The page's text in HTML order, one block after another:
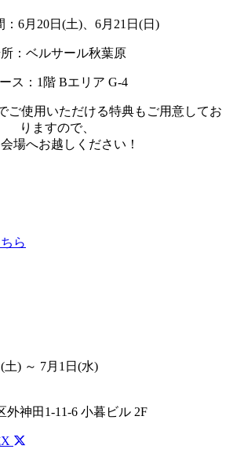
6月20日(土)、6月21日(日)
：ベルサール秋葉原
ス：1階 Bエリア G-4
ご使用いただける特典もご用意してお
りますので、
場へお越しください！
ら
土) ～ 7月1日(水)
外神田1-11-6 小暮ビル 2F